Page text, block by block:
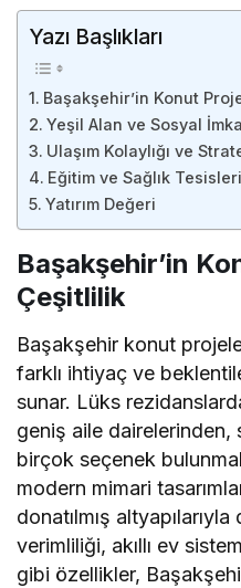
Yazı Başlıkları
Başakşehir’in Konut
Yeşil Alan ve Sosyal
Ulaşım Kolaylığı ve
Eğitim ve Sağlık
Yatırım Değeri
Başakşehir’in
Çeşitlilik
Başakşehir konut
farklı ihtiyaç ve
sunar. Lüks
geniş aile
birçok seçenek
modern mimari
donatılmış
verimliliği, akıllı ev
gibi özellikler,